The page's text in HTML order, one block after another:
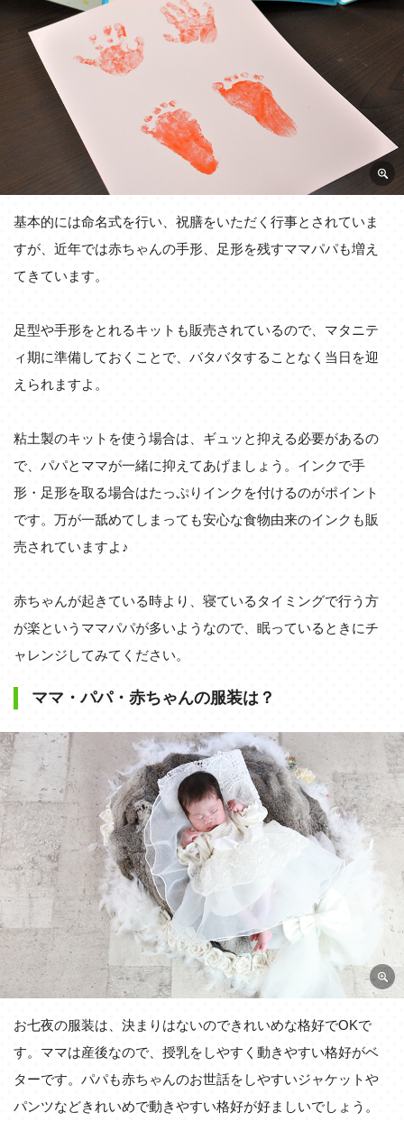
基本的には命名式を行い、祝膳をいただく行事とされていま
すが、近年では赤ちゃんの手形、足形を残すママパパも増え
てきています。
足型や手形をとれるキットも販売されているので、マタニテ
ィ期に準備しておくことで、バタバタすることなく当日を迎
えられますよ。
粘土製のキットを使う場合は、ギュッと抑える必要があるの
で、パパとママが一緒に抑えてあげましょう。インクで手
形・足形を取る場合はたっぷりインクを付けるのがポイント
です。万が一舐めてしまっても安心な食物由来のインクも販
売されていますよ♪
赤ちゃんが起きている時より、寝ているタイミングで行う方
が楽というママパパが多いようなので、眠っているときにチ
ャレンジしてみてください。
ママ・パパ・赤ちゃんの服装は？
お七夜の服装は、決まりはないのできれいめな格好でOKで
す。ママは産後なので、授乳をしやすく動きやすい格好がベ
ターです。パパも赤ちゃんのお世話をしやすいジャケットや
パンツなどきれいめで動きやすい格好が好ましいでしょう。